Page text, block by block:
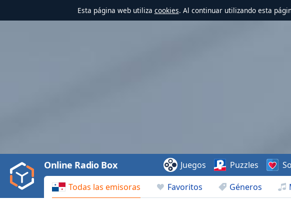
Esta página web utiliza cookies. Al continuar utilizando esta
Video
Play
Backward
Skip
Todas las emisoras Favoritos Géneros
Online Radio Box Juegos Puzzles